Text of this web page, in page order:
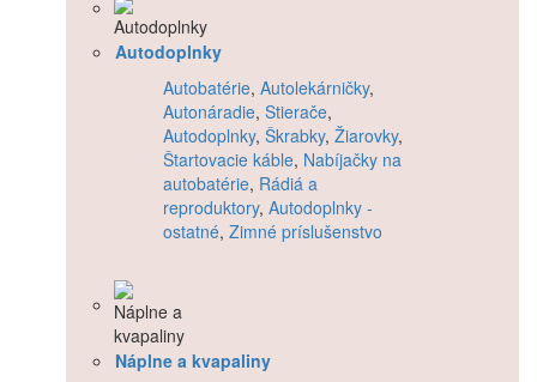
Autodoplnky
Autobatérie, Autolekárničky,
Autonáradie, Stierače,
Autodoplnky, Škrabky, Žiarovky,
Štartovacie káble, Nabíjačky na
autobatérie, Rádiá a
reproduktory, Autodoplnky -
ostatné, Zimné príslušenstvo
Náplne a kvapaliny